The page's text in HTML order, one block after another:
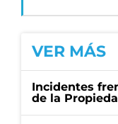
VER MÁS
Incidentes
de la